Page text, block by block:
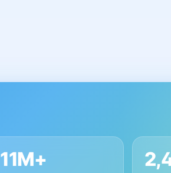
11M+